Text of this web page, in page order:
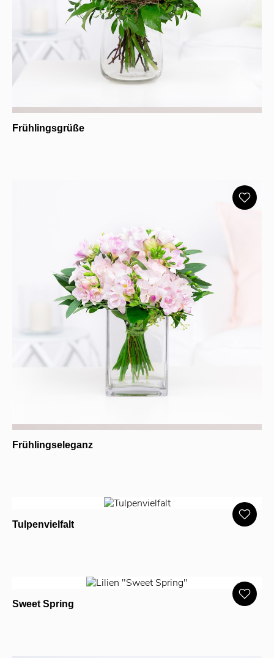
Frühlingsgrüße
Frühlingseleganz
Tulpenvielfalt
Sweet Spring